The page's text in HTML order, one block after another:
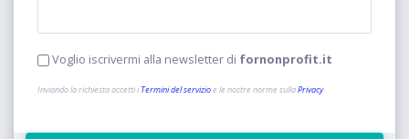
Voglio iscrivermi alla newsletter di fornonprofit.it
Inviando la richiesta accetti i Termini del servizioe le nostre norme sullaPrivacy.